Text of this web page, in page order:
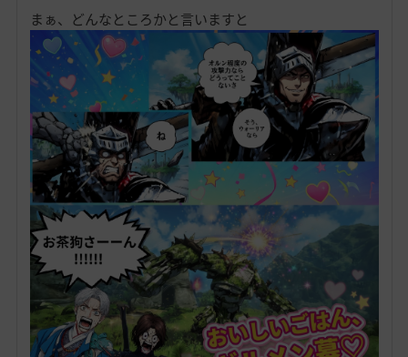
まぁ、どんなところかと言いますと